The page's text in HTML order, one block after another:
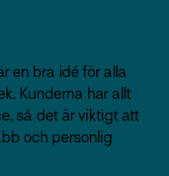
en bra idé för alla
Kunderna har allt
så det är viktigt att
och personlig